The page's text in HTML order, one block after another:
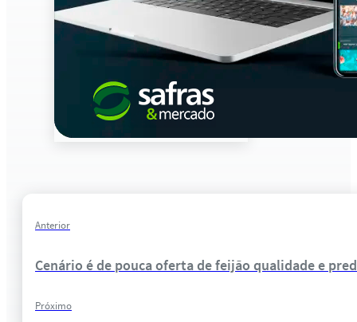
Anterior
Cenário é de pouca oferta de feijão qualidade e
Próximo